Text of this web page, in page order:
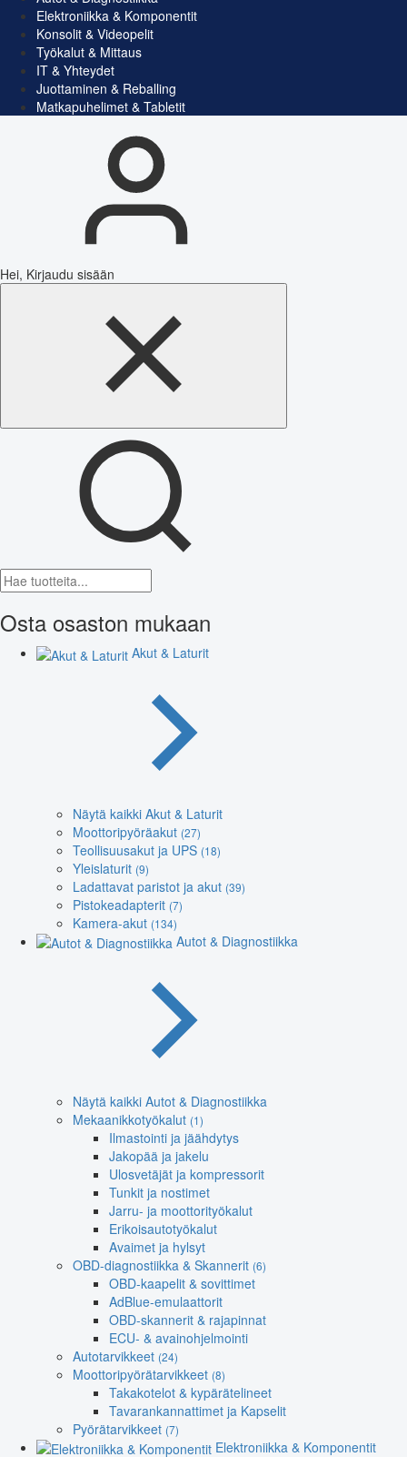
Elektroniikka & Komponentit
Konsolit & Videopelit
Työkalut & Mittaus
IT & Yhteydet
Juottaminen & Reballing
Matkapuhelimet & Tabletit
Hei, Kirjaudu sisään
Osta osaston mukaan
Akut & Laturit
Näytä kaikki Akut & Laturit
Moottoripyöräakut (27)
Teollisuusakut ja UPS (18)
Yleislaturit (9)
Ladattavat paristot ja akut (39)
Pistokeadapterit (7)
Kamera-akut (134)
Autot & Diagnostiikka
Näytä kaikki Autot & Diagnostiikka
Mekaanikkotyökalut (1)
Ilmastointi ja jäähdytys
Jakopää ja jakelu
Ulosvetäjät ja kompressorit
Tunkit ja nostimet
Jarru- ja moottorityökalut
Erikoisautotyökalut
Avaimet ja hylsyt
OBD-diagnostiikka & Skannerit (6)
OBD-kaapelit & sovittimet
AdBlue-emulaattorit
OBD-skannerit & rajapinnat
ECU- & avainohjelmointi
Autotarvikkeet (24)
Moottoripyörätarvikkeet (8)
Takakotelot & kypärätelineet
Tavarankannattimet ja Kapselit
Pyörätarvikkeet (7)
Elektroniikka & Komponentit